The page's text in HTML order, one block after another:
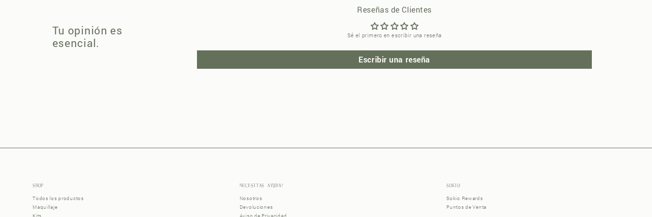
Tu opinión es
esencial.
Reseñas de Clientes
Sé el primero en escribir una reseña
Escribir una reseña
SHOP
Todos los productos
Maquillaje
NECESITAS AYUDA?
Nosotros
Devoluciones
SOKIO
Sokio Rewards
Puntos de Venta